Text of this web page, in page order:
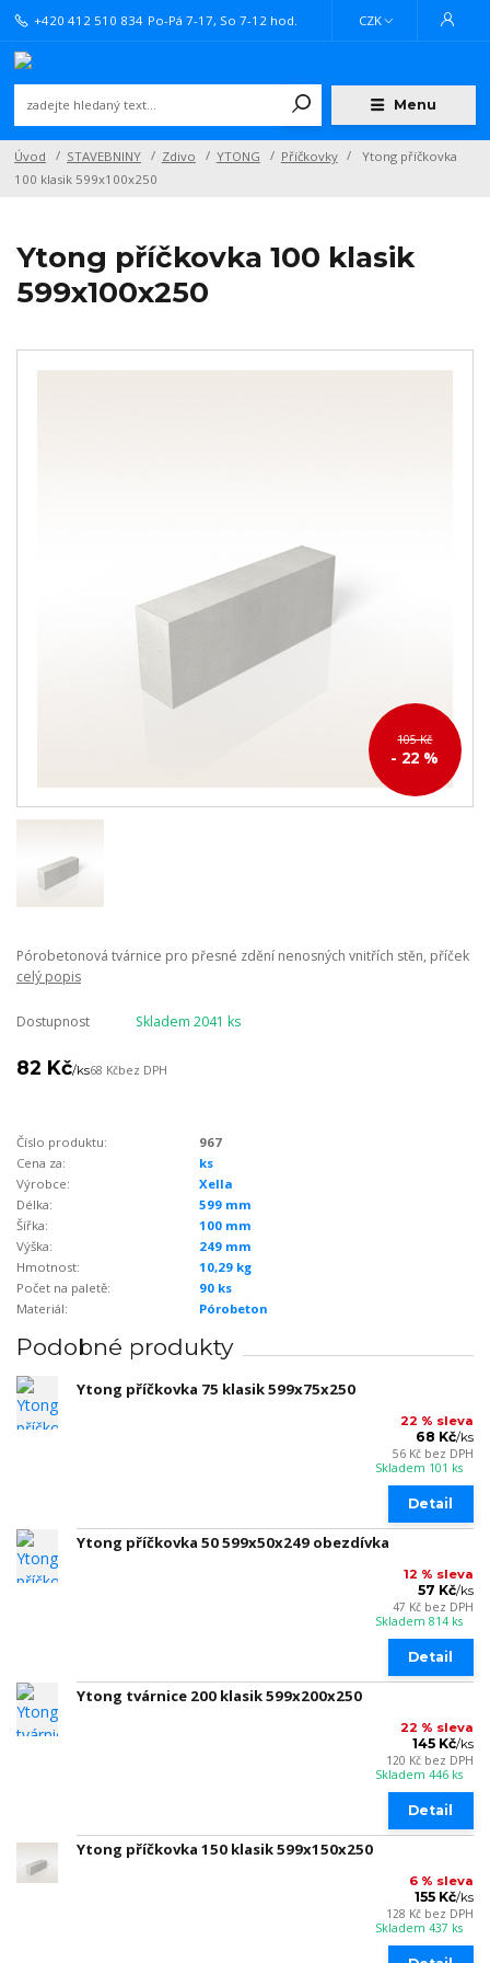
Menu
CZK
+420 412 510 834 Po-Pá 7-17, So 7-12 hod.
Úvod STAVEBNINY Zdivo YTONG Příčkovky
Ytong příčkovka
100 klasik 599x100x250
Ytong příčkovka 100 klasik
599x100x250
105 Kč
- 22 %
Pórobetonová tvárnice pro přesné zdění nenosných vnitřích stěn, příček
celý popis
Dostupnost Skladem 2041 ks
82 Kč/ks68 Kčbez DPH
Číslo produktu:
967
Cena za:
ks
Výrobce:
Xella
Délka:
599 mm
Šířka:
100 mm
Výška:
249 mm
Hmotnost:
10,29 kg
Počet na paletě:
90 ks
Materiál:
Pórobeton
Podobné produkty
Ytong příčkovka 75 klasik 599x75x250
22 % sleva
68 Kč/ks
56 Kč bez DPH
Skladem 101 ks
Detail
Ytong příčkovka 50 599x50x249 obezdívka
12 % sleva
57 Kč/ks
47 Kč bez DPH
Skladem 814 ks
Detail
Ytong tvárnice 200 klasik 599x200x250
22 % sleva
145 Kč/ks
120 Kč bez DPH
Skladem 446 ks
Detail
Ytong příčkovka 150 klasik 599x150x250
6 % sleva
155 Kč/ks
128 Kč bez DPH
Skladem 437 ks